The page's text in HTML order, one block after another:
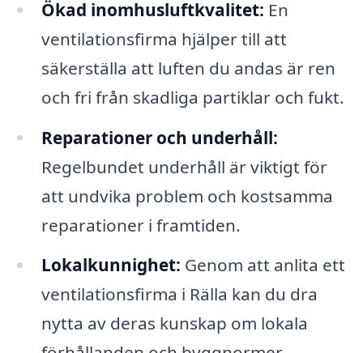
Ökad inomhusluftkvalitet: En
ventilationsfirma hjälper till att
säkerställa att luften du andas är ren
och fri från skadliga partiklar och fukt.
Reparationer och underhåll:
Regelbundet underhåll är viktigt för
att undvika problem och kostsamma
reparationer i framtiden.
Lokalkunnighet: Genom att anlita ett
ventilationsfirma i Rälla kan du dra
nytta av deras kunskap om lokala